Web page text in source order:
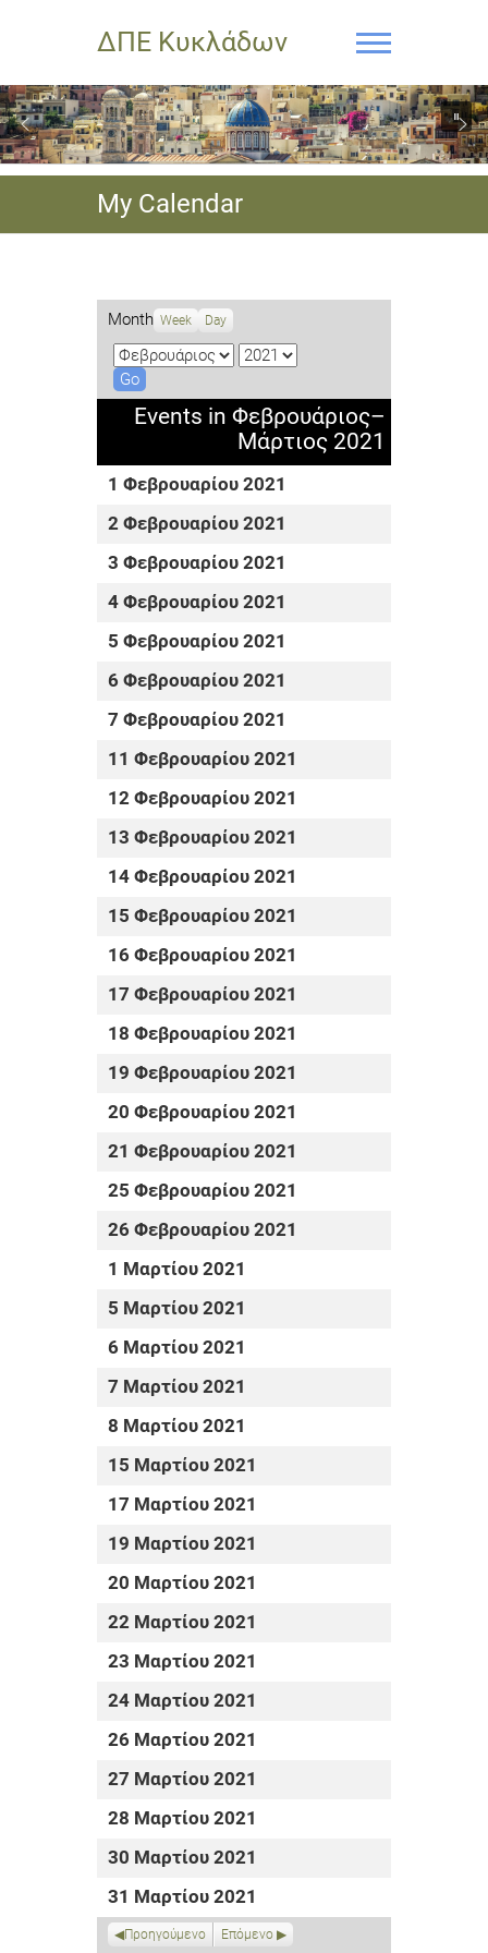
ΔΠΕ Κυκλάδων
My Calendar
Month Week Day
M
o
n
Y
a
r
Events in Φεβρουάριος–
Μάρτιος 2021
1 Φεβρουαρίου 2021
2 Φεβρουαρίου 2021
3 Φεβρουαρίου 2021
4 Φεβρουαρίου 2021
5 Φεβρουαρίου 2021
6 Φεβρουαρίου 2021
7 Φεβρουαρίου 2021
11 Φεβρουαρίου 2021
12 Φεβρουαρίου 2021
13 Φεβρουαρίου 2021
14 Φεβρουαρίου 2021
15 Φεβρουαρίου 2021
16 Φεβρουαρίου 2021
17 Φεβρουαρίου 2021
18 Φεβρουαρίου 2021
19 Φεβρουαρίου 2021
20 Φεβρουαρίου 2021
21 Φεβρουαρίου 2021
25 Φεβρουαρίου 2021
26 Φεβρουαρίου 2021
1 Μαρτίου 2021
5 Μαρτίου 2021
6 Μαρτίου 2021
7 Μαρτίου 2021
8 Μαρτίου 2021
15 Μαρτίου 2021
17 Μαρτίου 2021
19 Μαρτίου 2021
20 Μαρτίου 2021
22 Μαρτίου 2021
23 Μαρτίου 2021
24 Μαρτίου 2021
26 Μαρτίου 2021
27 Μαρτίου 2021
28 Μαρτίου 2021
30 Μαρτίου 2021
31 Μαρτίου 2021
Προηγούμενο Επόμενο